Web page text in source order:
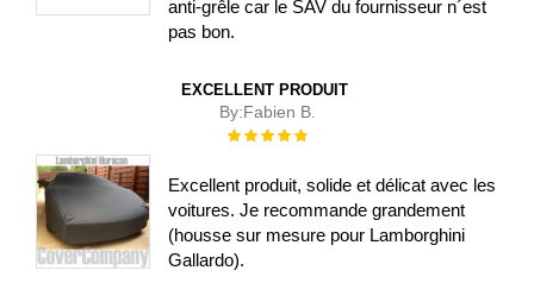
anti-grêle car le SAV du fournisseur n´est
pas bon.
EXCELLENT PRODUIT
By:Fabien B.
Évaluation :
Excellent produit, solide et délicat avec les
voitures. Je recommande grandement
(housse sur mesure pour Lamborghini
Gallardo).